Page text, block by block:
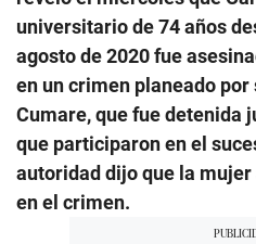
universitario de 74 años
agosto de 2020 fue
en un crimen planeado
Cumare, que fue detenida
que participaron en el
autoridad dijo que la
en el crimen.